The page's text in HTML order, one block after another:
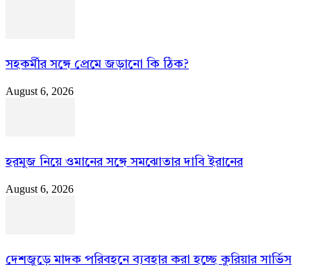
সহকর্মীর সঙ্গে প্রেমে জড়ানো কি ঠিক?
August 6, 2026
হরমুজ নিয়ে ওমানের সঙ্গে সমঝোতার দাবি ইরানের
August 6, 2026
দেশজুড়ে মাদক পরিবহনে ব্যবহার করা হচ্ছে কুরিয়ার সার্ভিস